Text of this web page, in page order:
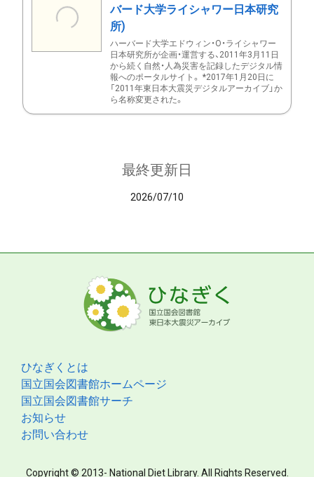
バード大学ライシャワー日本研究
所)
ハーバード大学エドウィン・O・ライシャワー
日本研究所が企画・運営する、2011年3月11日
から続く自然・人為災害を記録したデジタル情
報へのポータルサイト。 *2017年1月20日に
「2011年東日本大震災デジタルアーカイブ」か
ら名称変更された。
最終更新日
2026/07/10
ひなぎくとは
国立国会図書館ホームページ
国立国会図書館サーチ
お知らせ
お問い合わせ
Copyright © 2013- National Diet Library. All Rights Reserved.